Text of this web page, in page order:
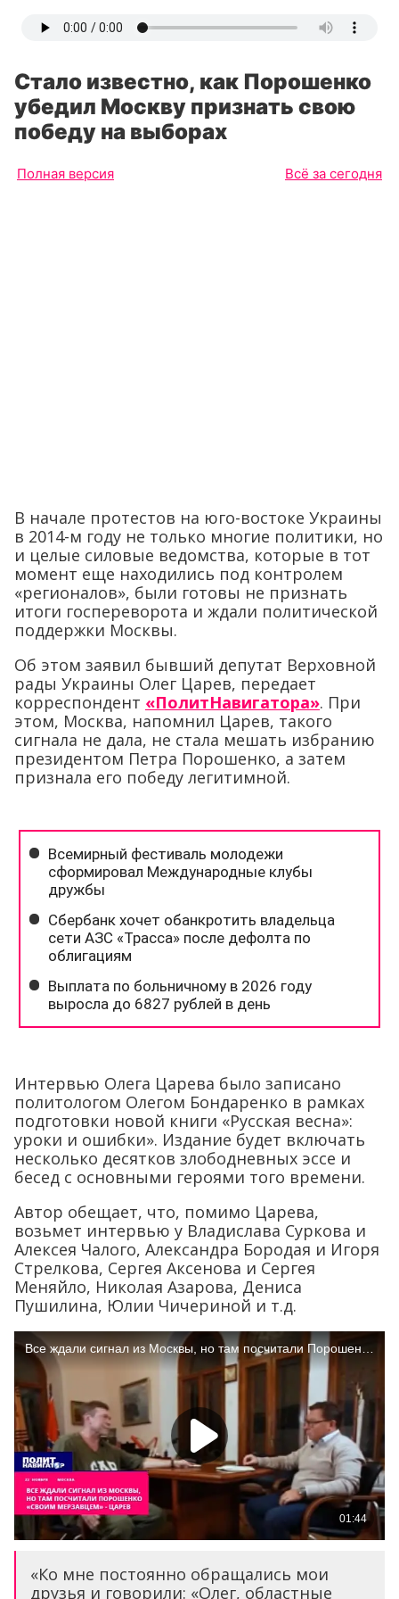
Стало известно, как Порошенко
убедил Москву признать свою
победу на выборах
Полная версия Всё за сегодня
В начале протестов на юго-востоке Украины
в 2014-м году не только многие политики, но
и целые силовые ведомства, которые в тот
момент еще находились под контролем
«регионалов», были готовы не признать
итоги госпереворота и ждали политической
поддержки Москвы.
Об этом заявил бывший депутат Верховной
рады Украины Олег Царев, передает
корреспондент «ПолитНавигатора». При
этом, Москва, напомнил Царев, такого
сигнала не дала, не стала мешать избранию
президентом Петра Порошенко, а затем
признала его победу легитимной.
Интервью Олега Царева было записано
политологом Олегом Бондаренко в рамках
подготовки новой книги «Русская весна»:
уроки и ошибки». Издание будет включать
несколько десятков злободневных эссе и
бесед с основными героями того времени.
Автор обещает, что, помимо Царева,
возьмет интервью у Владислава Суркова и
Алексея Чалого, Александра Бородая и Игоря
Стрелкова, Сергея Аксенова и Сергея
Меняйло, Николая Азарова, Дениса
Пушилина, Юлии Чичериной и т.д.
«Ко мне постоянно обращались мои
друзья и говорили: «Олег, областные